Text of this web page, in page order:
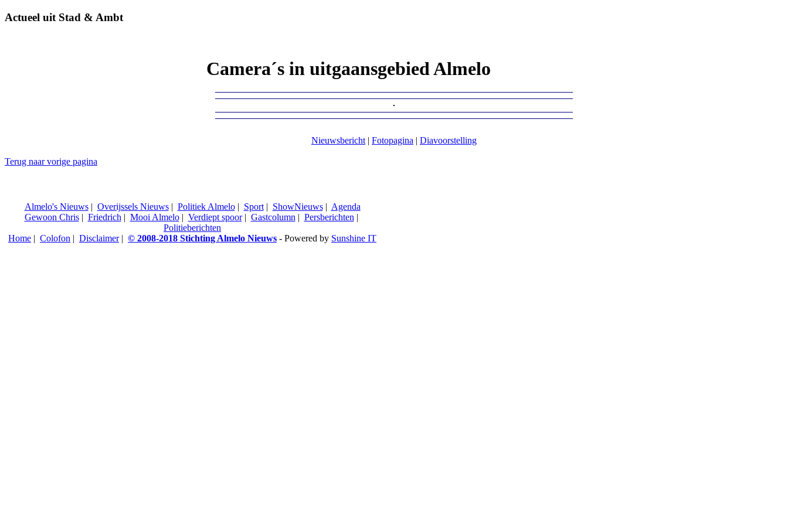
Actueel uit Stad & Ambt
Camera´s in uitgaansgebied Almelo
Nieuwsbericht | Fotopagina | Diavoorstelling
Terug naar vorige pagina
Almelo's Nieuws| Overijssels Nieuws| Politiek Almelo| Sport| ShowNieuws| Agenda
Gewoon Chris| Friedrich | Mooi Almelo| Verdiept spoor| Gastcolumn | Persberichten |
Politieberichten
Home | Colofon | Disclaimer| © 2008-2018 Stichting Almelo Nieuws - Powered by Sunshine IT